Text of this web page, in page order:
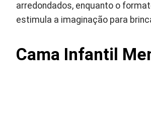
arredondados, enquanto o
estimula a imaginação para
Cama Infantil